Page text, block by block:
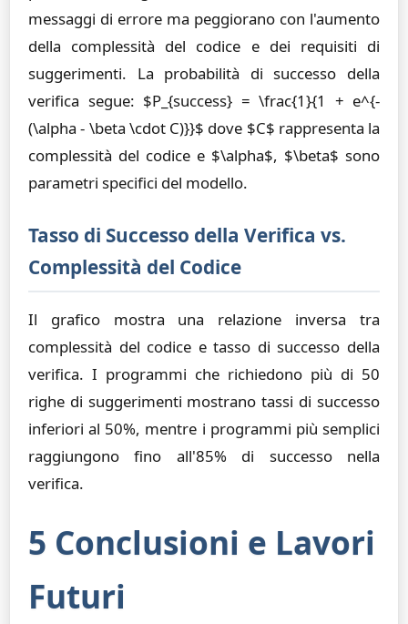
messaggi di errore ma peggiorano con l'aumento
della complessità del codice e dei requisiti di
suggerimenti. La probabilità di successo della
verifica segue: $P_{success} = \frac{1}{1 + e^{-
(\alpha - \beta \cdot C)}}$ dove $C$ rappresenta la
complessità del codice e $\alpha$, $\beta$ sono
parametri specifici del modello.
Tasso di Successo della Verifica vs.
Complessità del Codice
Il grafico mostra una relazione inversa tra
complessità del codice e tasso di successo della
verifica. I programmi che richiedono più di 50
righe di suggerimenti mostrano tassi di successo
inferiori al 50%, mentre i programmi più semplici
raggiungono fino all'85% di successo nella
verifica.
5 Conclusioni e Lavori
Futuri